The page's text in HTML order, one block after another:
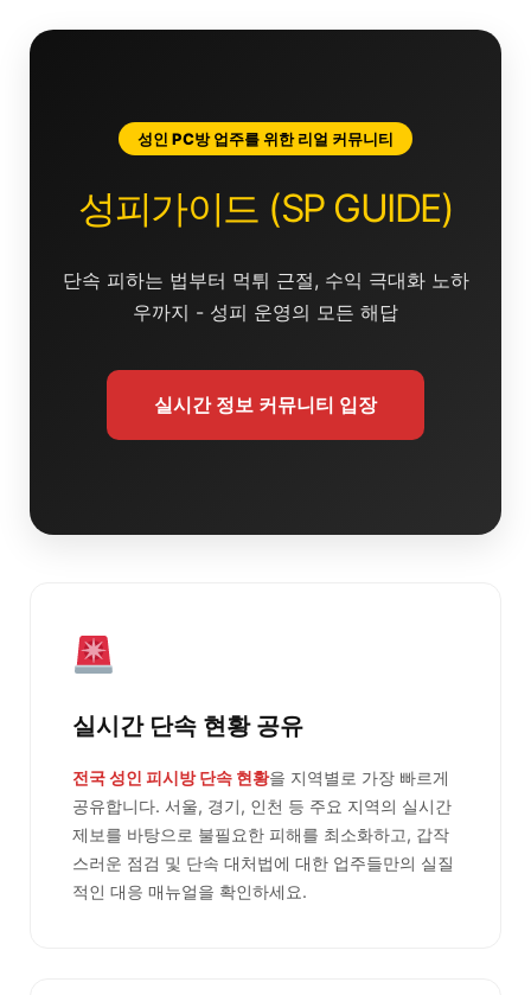
성인 PC방 업주를 위한 리얼 커뮤니티
성피가이드 (SP GUIDE)
단속 피하는 법부터 먹튀 근절, 수익 극대화 노하
우까지 - 성피 운영의 모든 해답
실시간 정보 커뮤니티 입장
실시간 단속 현황 공유
전국 성인 피시방 단속 현황을 지역별로 가장 빠르게
공유합니다. 서울, 경기, 인천 등 주요 지역의 실시간
제보를 바탕으로 불필요한 피해를 최소화하고, 갑작
스러운 점검 및 단속 대처법에 대한 업주들만의 실질
적인 대응 매뉴얼을 확인하세요.